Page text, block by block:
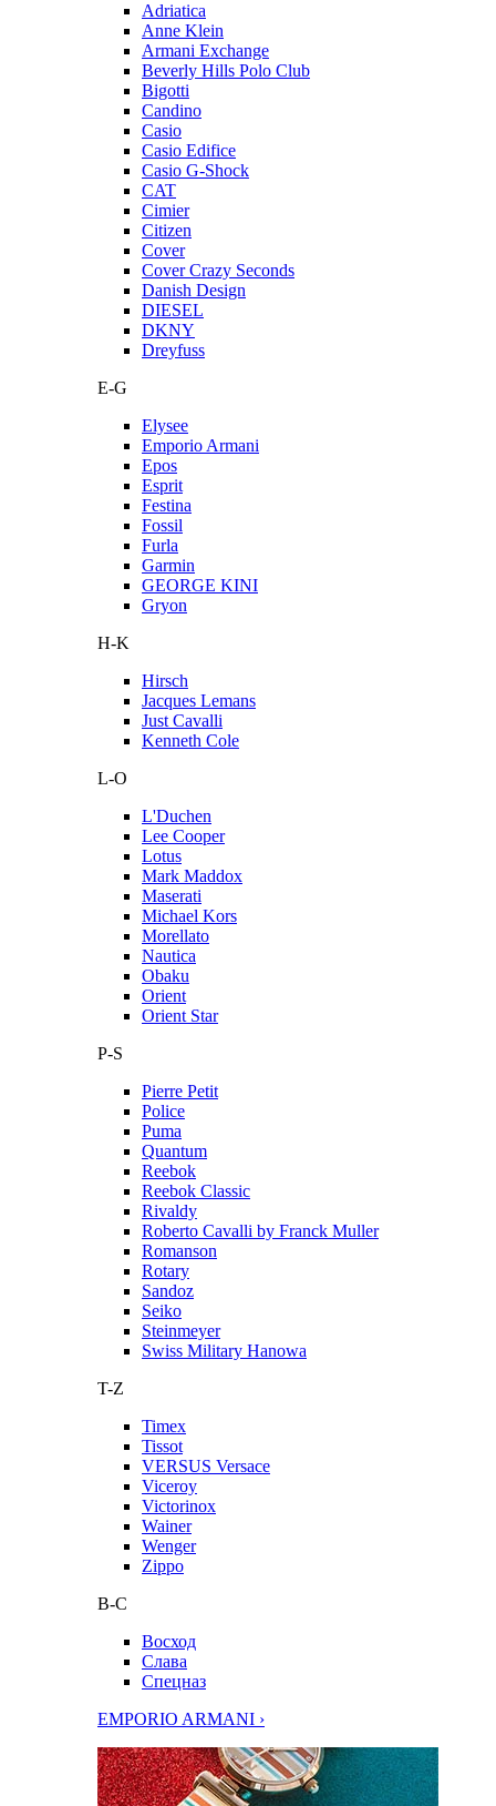
Adriatica
Anne Klein
Armani Exchange
Beverly Hills Polo Club
Bigotti
Candino
Casio
Casio Edifice
Casio G-Shock
CAT
Cimier
Citizen
Cover
Cover Crazy Seconds
Danish Design
DIESEL
DKNY
Dreyfuss
E-G
Elysee
Emporio Armani
Epos
Esprit
Festina
Fossil
Furla
Garmin
GEORGE KINI
Gryon
H-K
Hirsch
Jacques Lemans
Just Cavalli
Kenneth Cole
L-O
L'Duchen
Lee Cooper
Lotus
Mark Maddox
Maserati
Michael Kors
Morellato
Nautica
Obaku
Orient
Orient Star
P-S
Pierre Petit
Police
Puma
Quantum
Reebok
Reebok Classic
Rivaldy
Roberto Cavalli by Franck Muller
Romanson
Rotary
Sandoz
Seiko
Steinmeyer
Swiss Military Hanowa
T-Z
Timex
Tissot
VERSUS Versace
Viceroy
Victorinox
Wainer
Wenger
Zippo
В-С
Восход
Слава
Спецназ
EMPORIO ARMANI ›